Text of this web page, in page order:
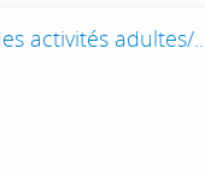
activités adultes/